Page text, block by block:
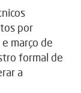
por
março de
formal de
a